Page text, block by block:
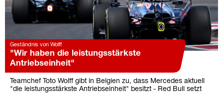
Geständnis von Wolff
"Wir haben die leistungsstärkste
Antriebseinheit"
Teamchef Toto Wolff gibt in Belgien zu, dass Mercedes aktuell
"die leistungsstärkste Antriebseinheit" besitzt - Red Bull setzt